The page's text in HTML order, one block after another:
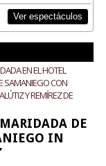
Ver espectáculos
EN EL HOTEL
SAMANIEGO CON
Y REMÍREZ DE
DE
IN